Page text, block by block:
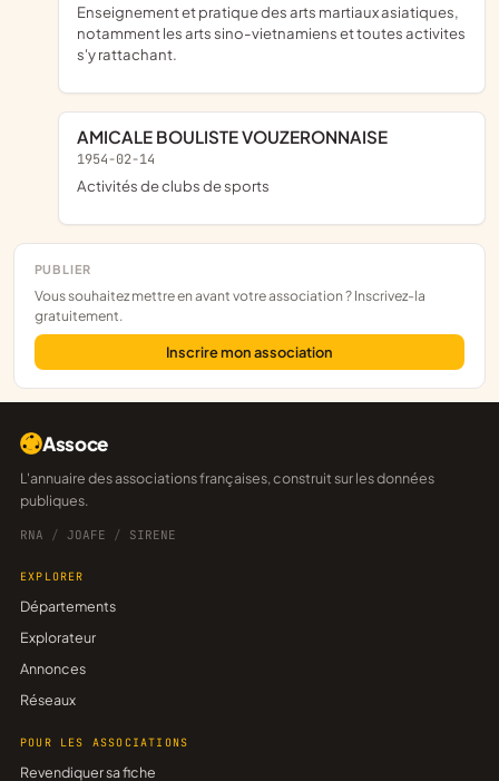
PUBLIER
Vous souhaitez mettre en avant votre association ? Inscrivez-la
gratuitement.
Inscrire mon association
Enseignement et pratique des arts martiaux asiatiques,
notamment les arts sino-vietnamiens et toutes activites
s'y rattachant.
AMICALE BOULISTE VOUZERONNAISE
1954-02-14
Activités de clubs de sports
Assoce
L'annuaire des associations françaises, construit sur les données
publiques.
RNA / JOAFE / SIRENE
EXPLORER
Départements
Explorateur
Annonces
Réseaux
POUR LES ASSOCIATIONS
Revendiquer sa fiche